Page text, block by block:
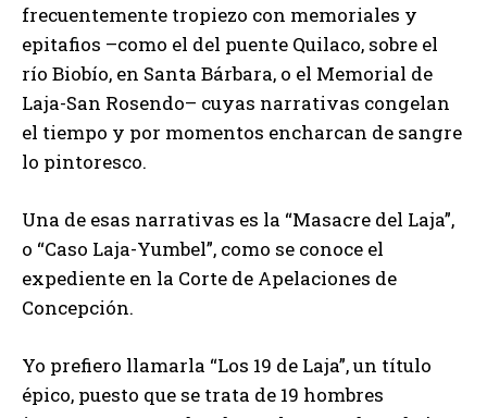
frecuentemente tropiezo con memoriales y
epitafios –como el del puente Quilaco, sobre el
río Biobío, en Santa Bárbara, o el Memorial de
Laja-San Rosendo– cuyas narrativas congelan
el tiempo y por momentos encharcan de sangre
lo pintoresco.
Una de esas narrativas es la “Masacre del Laja”,
o “Caso Laja-Yumbel”, como se conoce el
expediente en la Corte de Apelaciones de
Concepción.
Yo prefiero llamarla “Los 19 de Laja”, un título
épico, puesto que se trata de 19 hombres